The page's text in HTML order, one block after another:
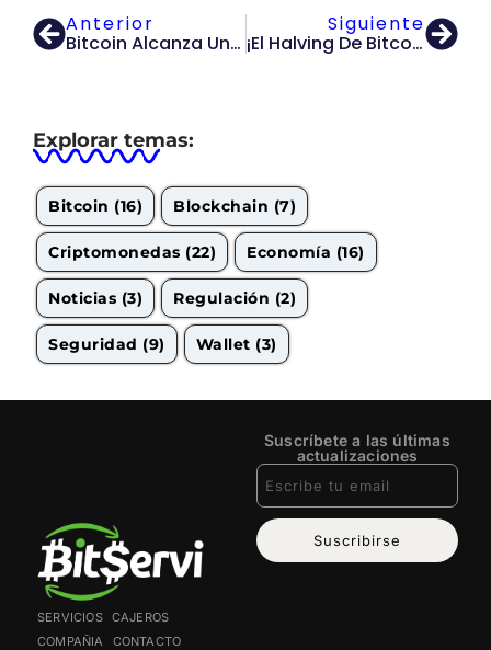
Anterior
Bitcoin Alcanza Un Nuevo Máximo Histórico De $69.170: ¿Qué Significa Para El Futuro De Las Criptomonedas?
Siguiente
¡El Halving De Bitcoin Ya Está Aquí! ¿Qué Significa Para El Futuro De La Criptomoneda?
Explorar temas:
Bitcoin (16) Blockchain (7)
Criptomonedas (22) Economía (16)
Noticias (3) Regulación (2)
Seguridad (9) Wallet (3)
SERVICIOS CAJEROS
COMPAÑIA
CONTACTO
Suscríbete a las últimas
actualizaciones
Suscribirse